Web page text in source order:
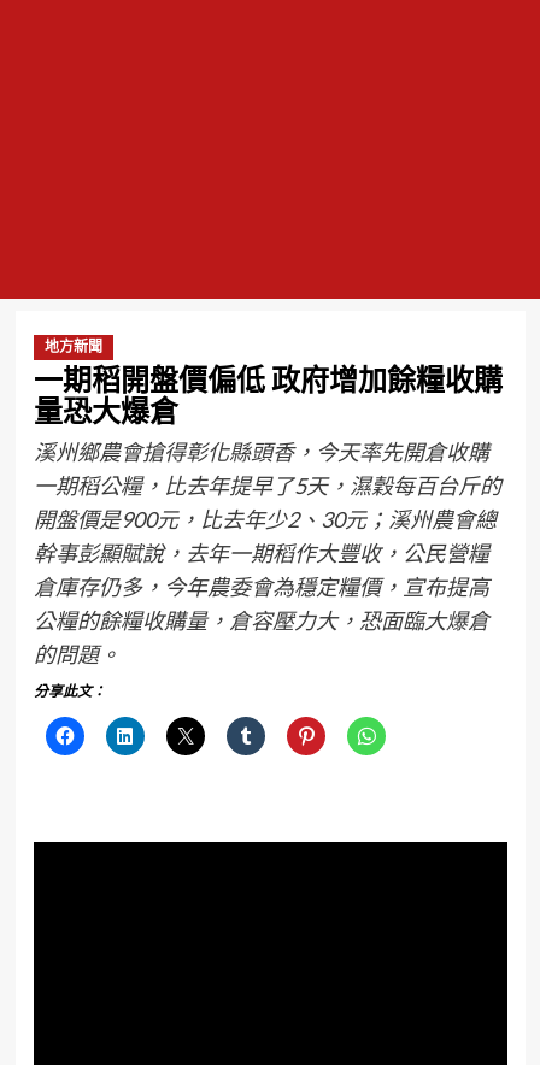
地方新聞
一期稻開盤價偏低 政府增加餘糧收購
量恐大爆倉
溪州鄉農會搶得彰化縣頭香，今天率先開倉收購
一期稻公糧，比去年提早了5天，濕穀每百台斤的
開盤價是900元，比去年少2、30元；溪州農會總
幹事彭顯賦說，去年一期稻作大豐收，公民營糧
倉庫存仍多，今年農委會為穩定糧價，宣布提高
公糧的餘糧收購量，倉容壓力大，恐面臨大爆倉
的問題。
分享此文：